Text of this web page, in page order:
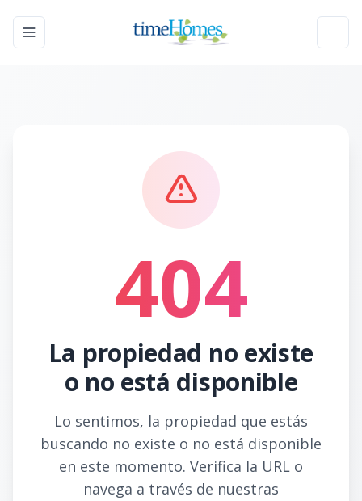
Toggle navigation menu
404
La propiedad no existe
o no está disponible
Lo sentimos, la propiedad que estás
buscando no existe o no está disponible
en este momento. Verifica la URL o
navega a través de nuestras